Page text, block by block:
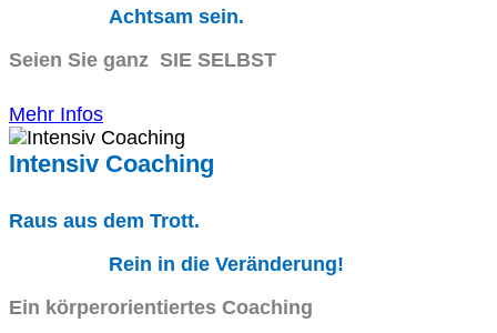
Achtsam sein.
Seien Sie ganz SIE SELBST
Mehr Infos
Intensiv Coaching
Raus aus dem Trott.
Rein in die Veränderung!
Ein körperorientiertes Coaching